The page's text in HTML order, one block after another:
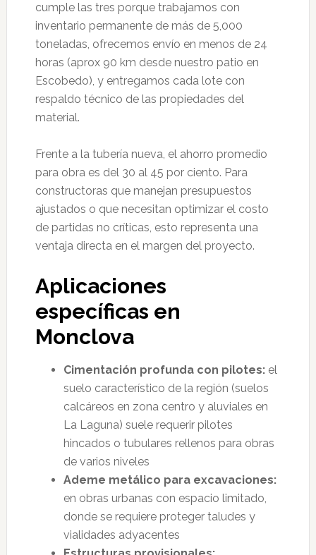
cumple las tres porque trabajamos con
inventario permanente de más de 5,000
toneladas, ofrecemos envío en menos de 24
horas (aprox 90 km desde nuestro patio en
Escobedo), y entregamos cada lote con
respaldo técnico de las propiedades del
material.
Frente a la tubería nueva, el ahorro promedio
para obra es del 30 al 45 por ciento. Para
constructoras que manejan presupuestos
ajustados o que necesitan optimizar el costo
de partidas no críticas, esto representa una
ventaja directa en el margen del proyecto.
Aplicaciones
específicas en
Monclova
Cimentación profunda con pilotes:el
suelo característico de la región (suelos
calcáreos en zona centro y aluviales en
La Laguna) suele requerir pilotes
hincados o tubulares rellenos para obras
de varios niveles
Ademe metálico para excavaciones:
en obras urbanas con espacio limitado,
donde se requiere proteger taludes y
vialidades adyacentes